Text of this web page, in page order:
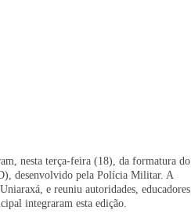
nesta terça-feira (18), da formatura do
desenvolvido pela Polícia Militar. A
e reuniu autoridades, educadores,
integraram esta edição.